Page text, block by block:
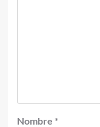
Nombre *